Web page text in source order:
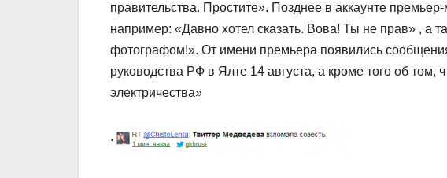
правительства. Простите». Позднее в аккаунте
например: «Давно хотел сказать. Вова! Ты не прав» , а
фотографом!». От имени премьера появились
руководства РФ в Ялте 14 августа, а кроме того об том,
электричества»
.